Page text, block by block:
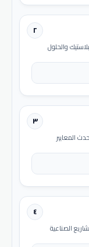
٢
والحلول
٣
المعايير
٤
الصناعية